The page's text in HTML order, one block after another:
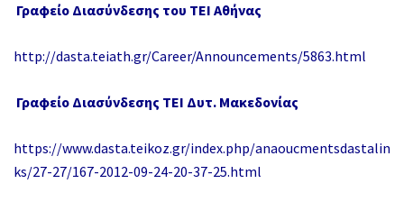
Γραφείο Διασύνδεσης του ΤΕΙ Αθήνας
http://dasta.teiath.gr/Career/Announcements/5863.html
Γραφείο Διασύνδεσης ΤΕΙ Δυτ. Μακεδονίας
https://www.dasta.teikoz.gr/index.php/anaoucmentsdastalin
ks/27-27/167-2012-09-24-20-37-25.html